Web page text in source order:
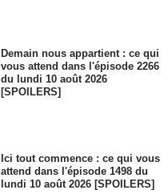
Demain nous appartient : ce qui
vous attend dans l'épisode 2266
du lundi 10 août 2026
[SPOILERS]
Ici tout commence : ce qui vous
attend dans l'épisode 1498 du
lundi 10 août 2026 [SPOILERS]